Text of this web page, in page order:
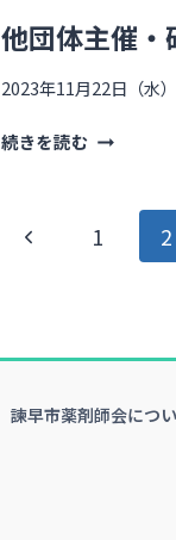
他団体主催
2023年11月22日（水）
続きを読む
1 2
諫早市薬剤師会につ